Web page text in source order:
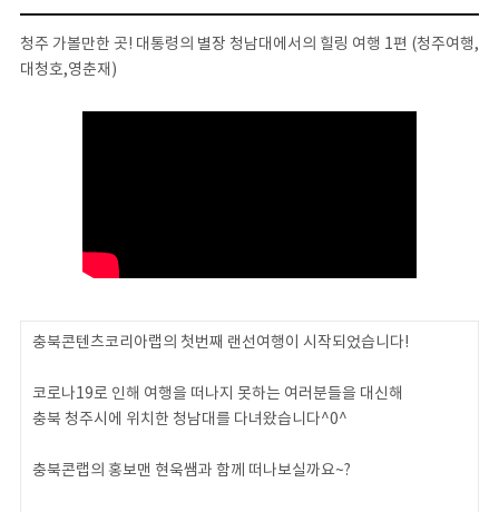
청주 가볼만한 곳! 대통령의 별장 청남대에서의 힐링 여행 1편 (청주여행,
대청호,영춘재)
충북콘텐츠코리아랩의 첫번째 랜선여행이 시작되었습니다!
코로나19로 인해 여행을 떠나지 못하는 여러분들을 대신해
충북 청주시에 위치한 청남대를 다녀왔습니다^0^
충북콘랩의 홍보맨 현욱쌤과 함께 떠나보실까요~?